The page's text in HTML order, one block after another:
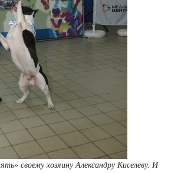
своему хозяину Александру Киселеву. И